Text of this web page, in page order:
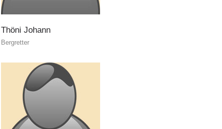
ITAT 3023 - START
Thöni Johann
Bergretter